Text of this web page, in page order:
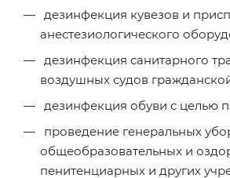
дезинфекция кувезов и
анестезиологического
дезинфекция санитарного
воздушных судов
дезинфекция обуви с целью
проведение генеральных
общеобразовательных и
пенитенциарных и других